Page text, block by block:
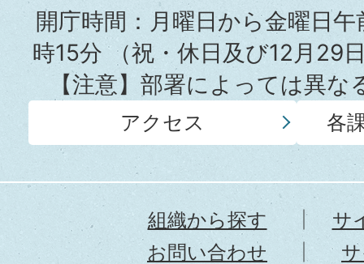
所
開庁時間：月曜日から金曜日
時15分（祝・休日及び12月29
【注意】部署によっては異
アクセス 各
組織から探す
サ
お問い合わせ